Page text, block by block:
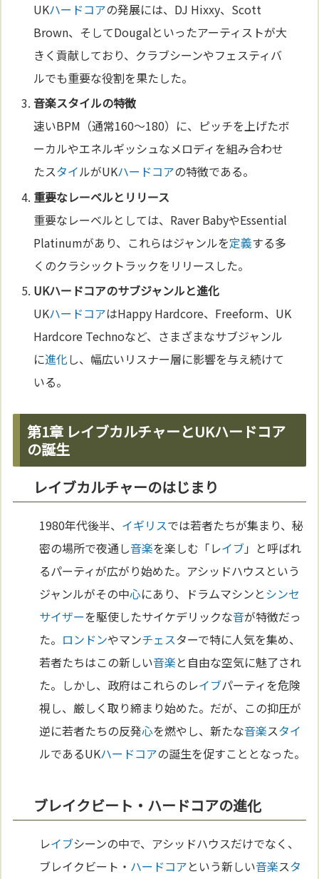
UKハードコアの発展には、DJ Hixxy、Scott
Brown、そしてDougalといったアーティストが大
きく貢献しており、クラブシーンやフェスティバ
ルでも重要な役割を果たした。
音楽スタイルの特徴
速いBPM（通常160〜180）に、ピッチを上げたボ
ーカルやエネルギッシュなメロディを組み合わせ
たスタイルがUKハードコアの特徴である。
重要なレーベルとリリース
重要なレーベルとしては、Raver BabyやEssential
Platinumがあり、これらはジャンルを定義する多
くのクラシックトラックをリリースした。
UKハードコアのサブジャンルと進化
UKハードコアはHappy Hardcore、Freeform、UK
Hardcore Technoなど、さまざまなサブジャンル
に進化し、幅広いリスナー層に影響を与え続けて
いる。
第1章 レイブカルチャーとUKハードコア
の誕生
レイブカルチャーのはじまり
1980年代後半、 イギリスでは若者たちが集まり、秘
密の場所で夜通し音楽を楽しむ「レイブ」と呼ばれ
るパーティが広がり始めた。アシッドハウスという
ジャンルがその中心にあり、ドラムマシンと シンセ
サイザーを駆使したサイケデリックな音が特徴だっ
た。 ロンドンやマンチェスターで特に人気を集め、
若者たちはこの新しい音楽と自由な空気に魅了され
た。しかし、政府はこれらのレイブパーティを危険
視し、厳しく取り締まり始めた。だが、この抑圧が
逆に若者たちの反発心を燃やし、新たな音楽スタイ
ルであるUKハードコアの誕生を促すこととなった。
ブレイクビート・ハードコアの進化
レイブシーンの中で、アシッドハウスだけでなく、
ブレイクビート・ ハードコアという新しい音楽スタ